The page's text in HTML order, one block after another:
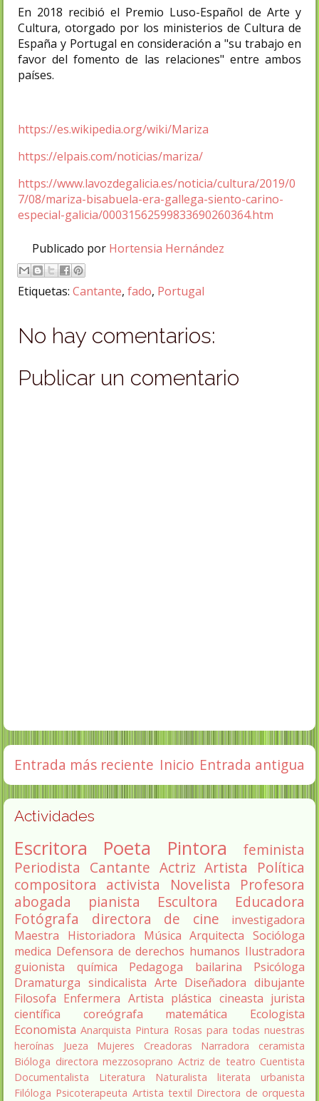
En 2018 recibió el Premio Luso-Español de Arte y
Cultura, otorgado por los ministerios de Cultura de
España y Portugal en consideración a "su trabajo en
favor del fomento de las relaciones" entre ambos
países.
https://es.wikipedia.org/wiki/Mariza
https://elpais.com/noticias/mariza/
https://www.lavozdegalicia.es/noticia/cultura/2019/0
7/08/mariza-bisabuela-era-gallega-siento-carino-
especial-galicia/00031562599833690260364.htm
Publicado por Hortensia Hernández
Etiquetas: Cantante, fado, Portugal
No hay comentarios:
Publicar un comentario
Entrada más reciente Entrada antigua
Inicio
Actividades
Escritora Poeta Pintora
feminista
Periodista Cantante Actriz Artista
Política
compositora activista Novelista
Profesora
abogada
pianista Escultora
Educadora
Fotógrafa
directora de cine
investigadora
Maestra
Historiadora Música Arquitecta Socióloga
medica Defensora de derechos humanos Ilustradora
guionista
química Pedagoga bailarina
Psicóloga
Dramaturga sindicalista Arte Diseñadora dibujante
Filosofa Enfermera Artista plástica cineasta jurista
científica
coreógrafa matemática
Ecologista
Economista Anarquista Pintura Rosas para todas nuestras
heroínas
Jueza Mujeres Creadoras Narradora
ceramista
Bióloga directora mezzosoprano Actriz de teatro Cuentista
Documentalista
Literatura Naturalista literata
urbanista
Filóloga Psicoterapeuta Artista textil Directora de orquesta